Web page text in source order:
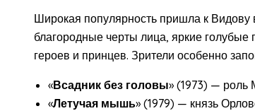
Широкая популярность пришла к Видову
благородные черты лица, яркие
героев и принцев. Зрители особенно
«Всадник без головы» (1973) — роль
«Летучая мышь» (1979) — князь